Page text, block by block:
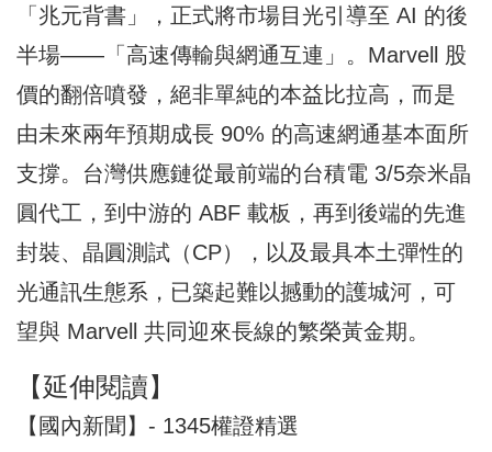
「兆元背書」，正式將市場目光引導至 AI 的後
半場——「高速傳輸與網通互連」。Marvell 股
價的翻倍噴發，絕非單純的本益比拉高，而是
由未來兩年預期成長 90% 的高速網通基本面所
支撐。台灣供應鏈從最前端的台積電 3/5奈米晶
圓代工，到中游的 ABF 載板，再到後端的先進
封裝、晶圓測試（CP），以及最具本土彈性的
光通訊生態系，已築起難以撼動的護城河，可
望與 Marvell 共同迎來長線的繁榮黃金期。
【延伸閱讀】
【國內新聞】- 1345權證精選